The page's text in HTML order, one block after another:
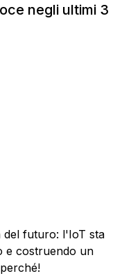
negli ultimi 3
del futuro: l'IoT sta
e costruendo un